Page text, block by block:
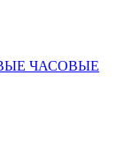
ЧАСОВЫЕ